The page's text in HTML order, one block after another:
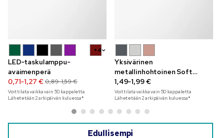
+4
LED-taskulamppu-
avaimenperä
0,71-1,27 € 0,89-1,59 €
Voit tilata vaikka vain 50 kappaletta
Lähetetään 2 arkipäivän kuluessa*
Yksivärinen
metallinhohtoinen Soft
Touch 3 LED -
taskulamppuavaimenperä
1,49-1,99 €
Voit tilata vaikka vain 50 kappaletta
Lähetetään 2 arkipäivän kuluessa*
Edullisempi